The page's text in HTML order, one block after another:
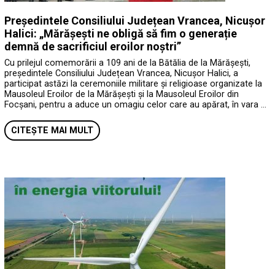
Președintele Consiliului Județean Vrancea, Nicușor
Halici: „Mărășești ne obligă să fim o generație
demnă de sacrificiul eroilor noștri”
Cu prilejul comemorării a 109 ani de la Bătălia de la Mărășești,
președintele Consiliului Județean Vrancea, Nicușor Halici, a
participat astăzi la ceremoniile militare și religioase organizate la
Mausoleul Eroilor de la Mărășești și la Mausoleul Eroilor din
Focșani, pentru a aduce un omagiu celor care au apărat, în vara …
CITEȘTE MAI MULT